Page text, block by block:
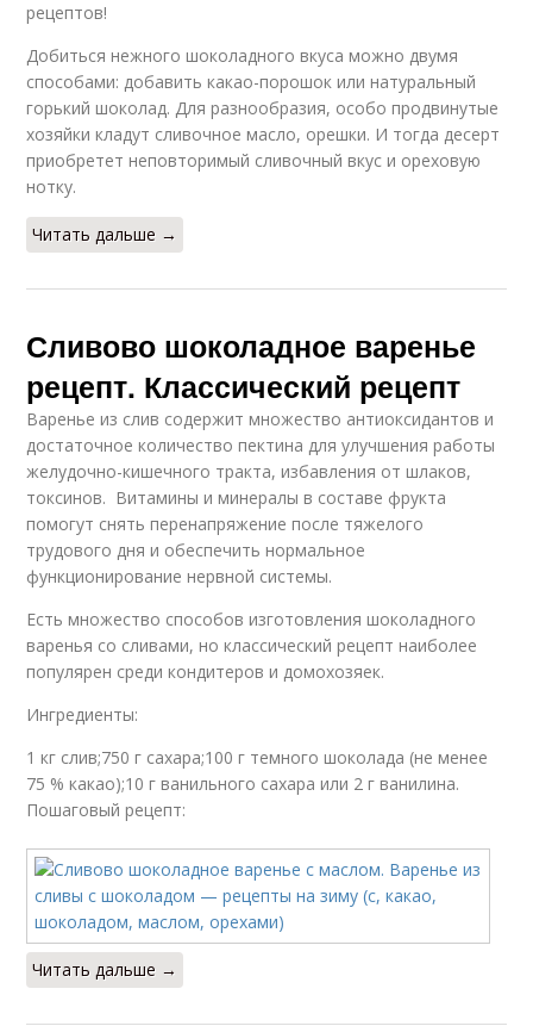
рецептов!
Добиться нежного шоколадного вкуса можно двумя
способами: добавить какао-порошок или натуральный
горький шоколад. Для разнообразия, особо продвинутые
хозяйки кладут сливочное масло, орешки. И тогда десерт
приобретет неповторимый сливочный вкус и ореховую
нотку.
Читать дальше →
Сливово шоколадное варенье
рецепт. Классический рецепт
Варенье из слив содержит множество антиоксидантов и
достаточное количество пектина для улучшения работы
желудочно-кишечного тракта, избавления от шлаков,
токсинов. Витамины и минералы в составе фрукта
помогут снять перенапряжение после тяжелого
трудового дня и обеспечить нормальное
функционирование нервной системы.
Есть множество способов изготовления шоколадного
варенья со сливами, но классический рецепт наиболее
популярен среди кондитеров и домохозяек.
Ингредиенты:
1 кг слив;750 г сахара;100 г темного шоколада (не менее
75 % какао);10 г ванильного сахара или 2 г ванилина.
Пошаговый рецепт:
Читать дальше →